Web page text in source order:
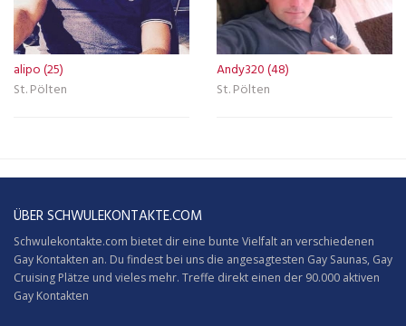
alipo (25)
St. Pölten
Andy320 (48)
St. Pölten
ÜBER SCHWULEKONTAKTE.COM
Schwulekontakte.com bietet dir eine bunte Vielfalt an verschiedenen
Gay Kontakten an. Du findest bei uns die angesagtesten Gay Saunas, Gay
Cruising Plätze und vieles mehr. Treffe direkt einen der 90.000 aktiven
Gay Kontakten